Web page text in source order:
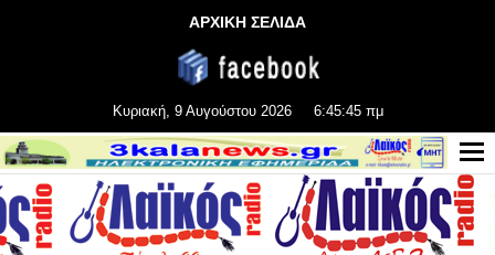
ΑΡΧΙΚΗ ΣΕΛΙΔΑ
Κυριακή, 9 Αυγούστου 2026 6:45:47 πμ